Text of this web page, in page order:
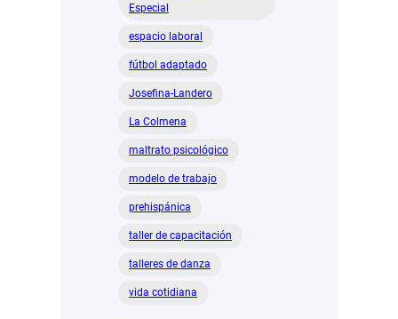
Especial
espacio laboral
fútbol adaptado
Josefina-Landero
La Colmena
maltrato psicológico
modelo de trabajo
prehispánica
taller de capacitación
talleres de danza
vida cotidiana